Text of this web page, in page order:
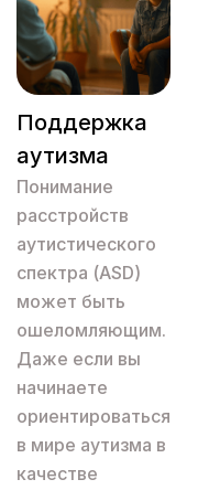
Поддержка
аутизма
Понимание
расстройств
аутистического
спектра (ASD)
может быть
ошеломляющим.
Даже если вы
начинаете
ориентироваться
в мире аутизма в
качестве